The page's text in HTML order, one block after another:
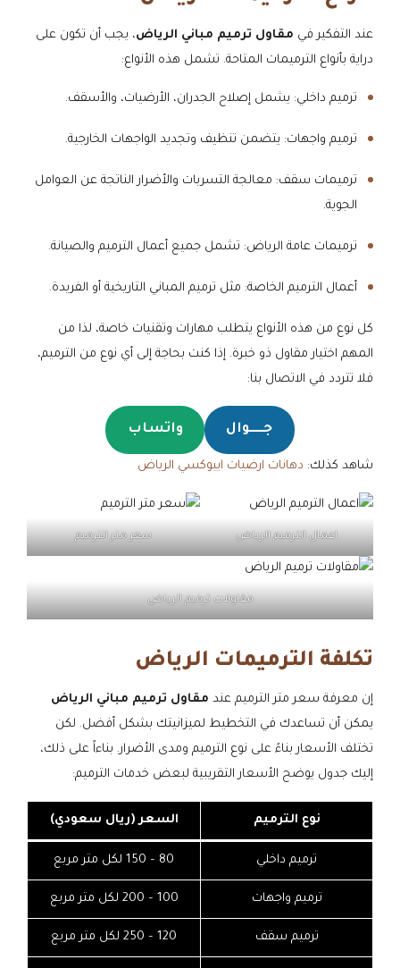
عند التفكير في مقاول ترميم مباني الرياض، يجب أن تكون على
دراية بأنواع الترميمات المتاحة. تشمل هذه الأنواع:
ترميم داخلي: يشمل إصلاح الجدران، الأرضيات، والأسقف.
ترميم واجهات: يتضمن تنظيف وتجديد الواجهات الخارجية.
ترميمات سقف: معالجة التسربات والأضرار الناتجة عن العوامل
الجوية.
ترميمات عامة الرياض: تشمل جميع أعمال الترميم والصيانة.
أعمال الترميم الخاصة: مثل ترميم المباني التاريخية أو الفريدة.
كل نوع من هذه الأنواع يتطلب مهارات وتقنيات خاصة، لذا من
المهم اختيار مقاول ذو خبرة. إذا كنت بحاجة إلى أي نوع من الترميم،
فلا تتردد في الاتصال بنا:
جـــــوال واتساب
شاهد كذلك: دهانات ارضيات ايبوكسي الرياض
اعمال الترميم الرياض سعر متر الترميم
مقاولات ترميم الرياض
تكلفة الترميمات الرياض
إن معرفة سعر متر الترميم عند مقاول ترميم مباني الرياض
يمكن أن تساعدك في التخطيط لميزانيتك بشكل أفضل. لكن
تختلف الأسعار بناءً على نوع الترميم ومدى الأضرار. بناءاً على ذلك،
إليك جدول يوضح الأسعار التقريبية لبعض خدمات الترميم:
نوع الترميم السعر (ريال سعودي)
ترميم داخلي 80 – 150 لكل متر مربع
ترميم واجهات 100 – 200 لكل متر مربع
ترميم سقف 120 – 250 لكل متر مربع